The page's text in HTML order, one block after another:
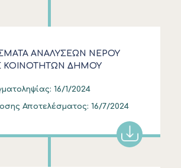
ΑΝΑΛΥΣΕΩΝ ΝΕΡΟΥ
ΚΟΙΝΟΤΗΤΩΝ ΔΗΜΟΥ
16/1/2024
Αποτελέσματος: 16/7/2024